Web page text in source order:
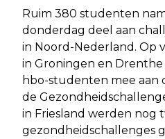
Ruim 380 studenten
donderdag deel aan
in Noord-Nederland. Op
in Groningen en
hbo-studenten mee aan
de
in Friesland werden nog
gezondheidschallenges